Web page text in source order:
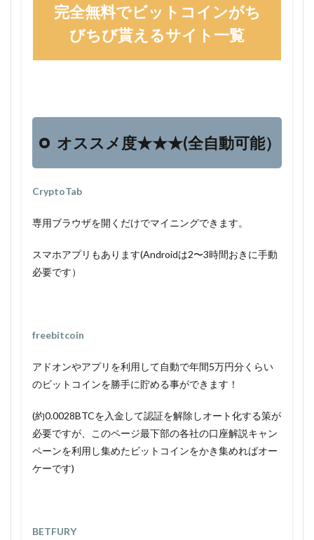
完全無料でビットコインがち
びちび貰えるサイト一覧
オススメ度★★★(全自動可能）
CryptoTab
専用ブラウザを開くだけでマイニングできます。
スマホアプリもあります(Androidは2〜3時間おきに手動
必要です）
freebitcoin
アドオンやアプリを利用して自動で年間5万円分くらい
のビットコインを勝手に貯める事ができます！
(約0.0028BTCを入金して認証を解除しオート化する策が
必要ですが、このページ最下部の各社の口座解説キャン
ペーンを利用し集めたビットコインをかき集めればオー
ケーです)
BETFURY